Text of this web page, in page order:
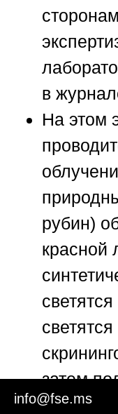
в
На этом
рубин)
красной
затем
точными
info@fse.ms